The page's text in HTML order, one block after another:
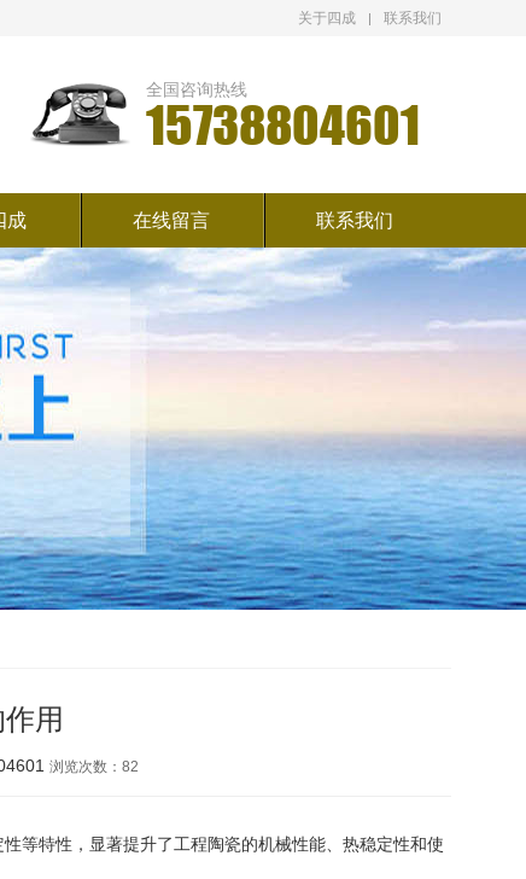
关于四成 联系我们
全国咨询热线
15738804601
成 在线留言 联系我们
用
浏览次数： 82
等特性，显著提升了工程陶瓷的机械性能、热稳定性和使